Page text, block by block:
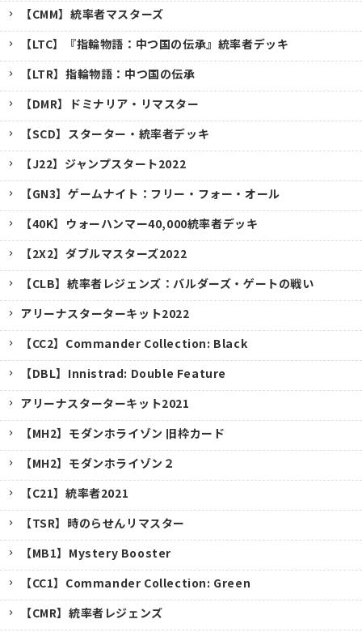
【CMM】統率者マスターズ
【LTC】『指輪物語：中つ国の伝承』統率者デッキ
【LTR】指輪物語：中つ国の伝承
【DMR】ドミナリア・リマスター
【SCD】スターター・統率者デッキ
【J22】ジャンプスタート2022
【GN3】ゲームナイト：フリー・フォー・オール
【40K】ウォーハンマー40,000統率者デッキ
【2X2】ダブルマスターズ2022
【CLB】統率者レジェンズ：バルダーズ・ゲートの戦い
アリーナスターターキット2022
【CC2】Commander Collection: Black
【DBL】Innistrad: Double Feature
アリーナスターターキット2021
【MH2】モダンホライゾン 旧枠カード
【MH2】モダンホライゾン２
【C21】統率者2021
【TSR】時のらせんリマスター
【MB1】Mystery Booster
【CC1】Commander Collection: Green
【CMR】統率者レジェンズ